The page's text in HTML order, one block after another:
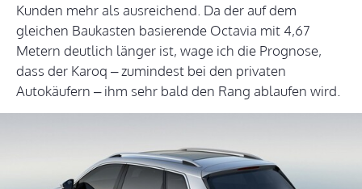
Kunden mehr als ausreichend. Da der auf dem
gleichen Baukasten basierende Octavia mit 4,67
Metern deutlich länger ist, wage ich die Prognose,
dass der Karoq – zumindest bei den privaten
Autokäufern – ihm sehr bald den Rang ablaufen wird.